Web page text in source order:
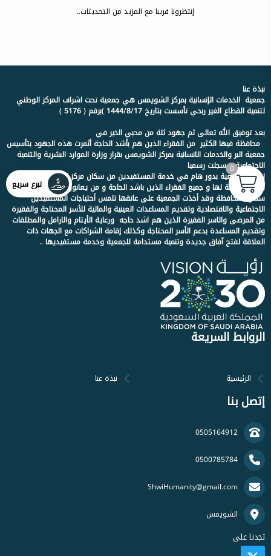
إنتظرونا قريبا مع المزيد من التحديثات..
نبذة عنا
جمعية الخدمات الإنسانية بمركز الشويمس هي جمعية تحت اشراف المركز الوطني
لتنمية القطاع الغير ربحي تأسست بتاريخ 1444/8/17 )برقم ( 5176 )
بعد توفيق الله تعالى ثم جهود ثلة من محبي الخير في
محافظة فيها الكثير من الفقراء الذين هم بأشد الحاجة أثمرت هذه الجهود بتأسيس
جمعية البر والخدمات الانسانية بمركز الشويمس بقرار وزارة الموارد البشرية والتنمية
الاجتماعية وسجلت رسميا
لتقوم الجمعية بدور هام في خدمة المستفيدين من سكان مركز الشويمس و
الاحياء التابعة لها و جميع الفقراء الذين باشد الحاجة و من يعانون من الفقر من
سكان المحافظة وقد أخذت الجمعية على عاتقها تلمس أحتياجات المستفيدين
الاجتماعية والاقتصادية وتقديم المساعدات العينية والمالية للأسر المحتاجة والفقيرة
من المرضى والاسر الفقيرة الذين هم اشد حاجه ورعاية الأيتام والارامل والمطلقات
وتقديم المساعدة بدعم الأسر المحتاجة وكذلك إقامة الشراكات مع الجهات ذات
العلاقة لفتح آفاق جديدة وتنمية مستدامة للجمعية وخدمة مستفيديها ..
الروابط السريعة
الرئيسية نبذة عنا
إتصل بنا
0505164912
0500785784
ShwiHumanity@gmail.com
الشويمس
تجدنا على
تبرع سريع
0